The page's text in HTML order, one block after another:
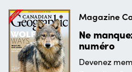
Magazine
Ne
numéro
Devenez